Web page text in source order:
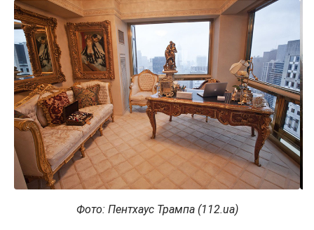
Фото: Пентхаус Трампа (112.ua)